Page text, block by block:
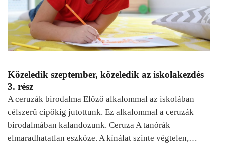
Közeledik szeptember, közeledik az iskolakezdés
3. rész
A ceruzák birodalma Előző alkalommal az iskolában
célszerű cipőkig jutottunk. Ez alkalommal a ceruzák
birodalmában kalandozunk. Ceruza A tanórák
elmaradhatatlan eszköze. A kínálat szinte végtelen,…